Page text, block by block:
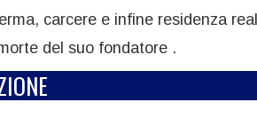
carcere e infine residenza
del suo fondatore .